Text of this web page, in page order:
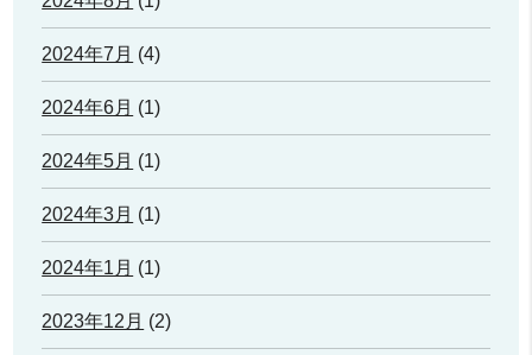
2024年7月 (4)
2024年6月 (1)
2024年5月 (1)
2024年3月 (1)
2024年1月 (1)
2023年12月 (2)